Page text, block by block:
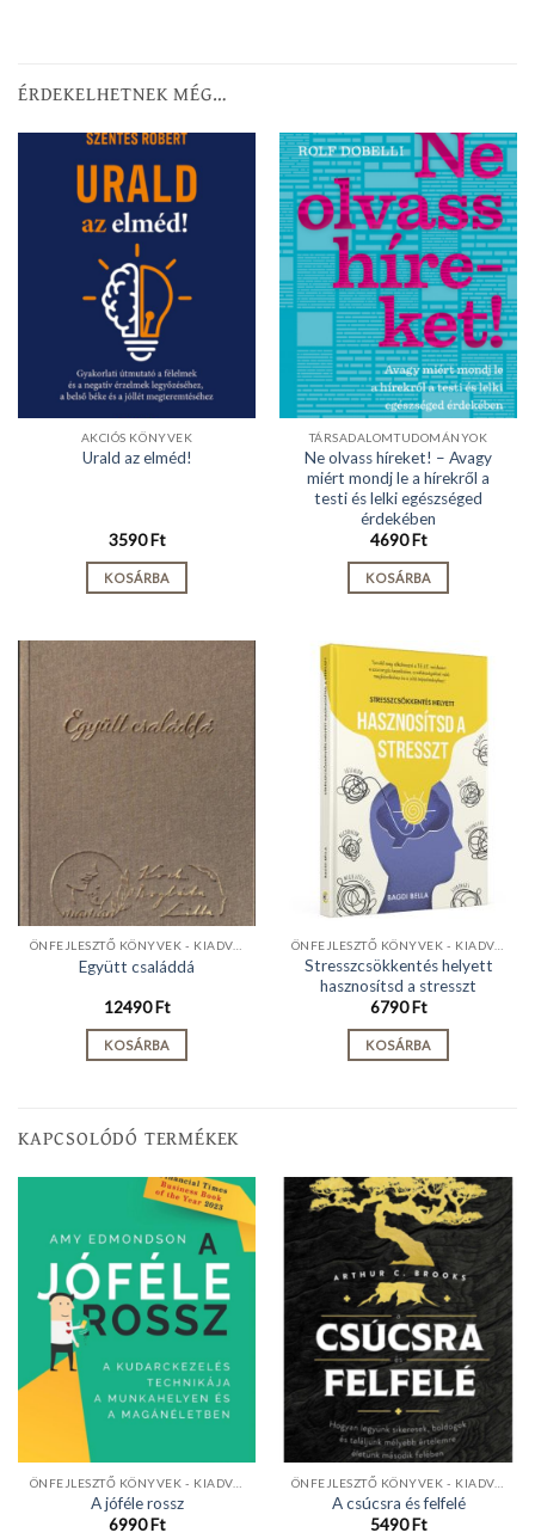
ÉRDEKELHETNEK MÉG…
AKCIÓS KÖNYVEK
Urald az elméd!
3590Ft
KOSÁRBA
TÁRSADALOMTUDOMÁNYOK
Ne olvass híreket! – Avagy
miért mondj le a hírekről a
testi és lelki egészséged
érdekében
4690Ft
KOSÁRBA
ÖNFEJLESZTŐ KÖNYVEK - KIADVÁNYOK
Együtt családdá
12490Ft
KOSÁRBA
ÖNFEJLESZTŐ KÖNYVEK - KIADVÁNYOK
Stresszcsökkentés helyett
hasznosítsd a stresszt
6790Ft
KOSÁRBA
KAPCSOLÓDÓ TERMÉKEK
ÖNFEJLESZTŐ KÖNYVEK - KIADVÁNYOK
A jóféle rossz
6990Ft
ÖNFEJLESZTŐ KÖNYVEK - KIADVÁNYOK
A csúcsra és felfelé
5490Ft